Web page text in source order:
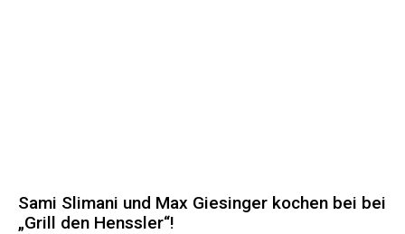
Sami Slimani und Max Giesinger kochen bei bei
„Grill den Henssler“!